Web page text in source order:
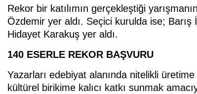
Rekor bir katılımın gerçekleştiği
Özdemir yer aldı. Seçici kurulda ise;
Hidayet Karakuş yer aldı.
140 ESERLE REKOR BAŞVURU
Yazarları edebiyat alanında nitelikli
kültürel birikime kalıcı katkı sunmak